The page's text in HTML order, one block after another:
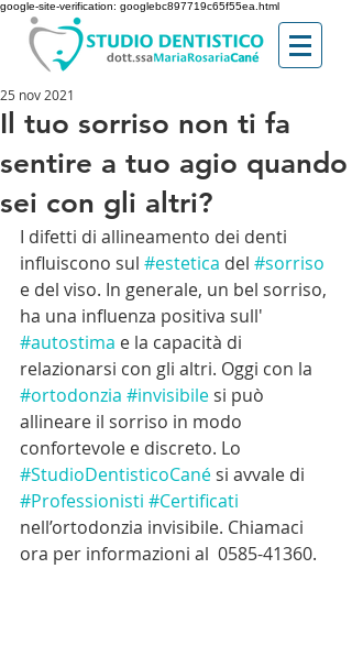
google-site-verification: googlebc897719c65f55ea.html
Il tuo sorriso non ti fa
sentire a tuo agio quando
sei con gli altri?
25 nov 2021
I difetti di allineamento dei denti
influiscono sul #estetica del #sorriso
e del viso. In generale, un bel sorriso,
ha una influenza positiva sull'
#autostima e la capacità di
relazionarsi con gli altri. Oggi con la
#ortodonzia #invisibile si può
allineare il sorriso in modo
confortevole e discreto. Lo
#StudioDentisticoCané si avvale di
#Professionisti #Certificati
nell’ortodonzia invisibile. Chiamaci
ora per informazioni al  0585-41360.